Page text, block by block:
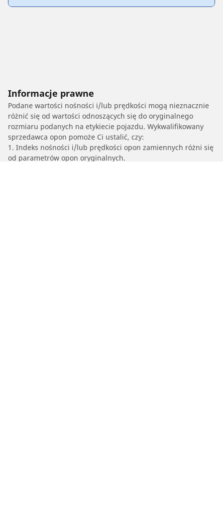
Informacje prawne
Podane wartości nośności i/lub prędkości mogą nieznacznie
różnić się od wartości odnoszących się do oryginalnego
rozmiaru podanych na etykiecie pojazdu. Wykwalifikowany
sprzedawca opon pomoże Ci ustalić, czy:
1. Indeks nośności i/lub prędkości opon zamiennych różni się
od parametrów opon oryginalnych.